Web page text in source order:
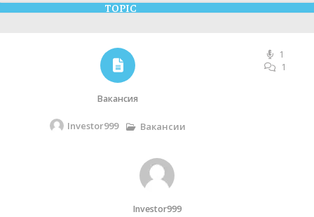
TOPIC
Вакансия
Investor999 Вакансии
1
1
Investor999